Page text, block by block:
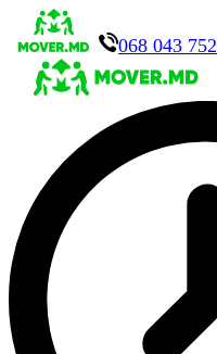
068 043 752